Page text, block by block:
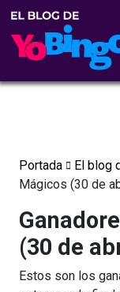
Portada El blog
Mágicos (30 de
(30 de
Estos son los